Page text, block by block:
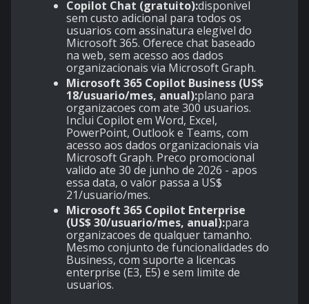
Copilot Chat (gratuito):disponivel
sem custo adicional para todos os
usuarios com assinatura elegivel do
Microsoft 365. Oferece chat baseado
na web, sem acesso aos dados
organizacionais via Microsoft Graph.
Microsoft 365 Copilot Business (US$
18/usuario/mes, anual):plano para
organizacoes com ate 300 usuarios.
Inclui Copilot em Word, Excel,
PowerPoint, Outlook e Teams, com
acesso aos dados organizacionais via
Microsoft Graph. Preco promocional
valido ate 30 de junho de 2026 - apos
essa data, o valor passa a US$
21/usuario/mes.
Microsoft 365 Copilot Enterprise
(US$ 30/usuario/mes, anual):para
organizacoes de qualquer tamanho.
Mesmo conjunto de funcionalidades do
Business, com suporte a licencas
enterprise (E3, E5) e sem limite de
usuarios.